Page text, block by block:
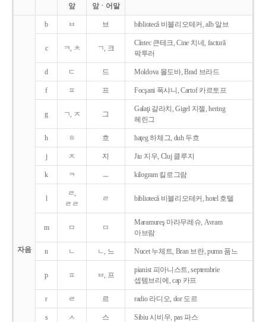
앞
앞ㆍ어말
자음
b ㅂ 브 bibliotecǎ 비블리오테커, alb 알브
c ㅋ, ㅊ ㄱ, 크
Cîntec 큰테크, Cine 치네, facturǎ
팍투러
d ㄷ 드 Moldova 몰도바, Brad 브라드
f ㅍ 프 Focşani 폭샤니, Cartof 카르토프
g ㄱ, ㅈ 그
Galaţi 갈라치, Gigel 지젤, hering
헤린그
h ㅎ 흐 haţeg 하체그, duh 두흐
j ㅈ 지 Jiu 지우, Cluj 클루지
k ㅋ ㅡ kilogram 킬로그람
l
ㄹ,
ㄹㄹ
ㄹ bibliotecǎ 비블리오테커, hotel 호텔
m ㅁ ㅁ
Maramureş 마라무레슈, Avram
아브람
n ㄴ ㄴ, 느 Nucet 누체트, Bran 브란, pumn 품느
p ㅍ ㅂ, 프
pianist 피아니스트, septembrie
셉템브리에, cap 카프
r ㄹ 르 radio 라디오, dor 도르
s ㅅ 스 Sibiu 시비우, pas 파스